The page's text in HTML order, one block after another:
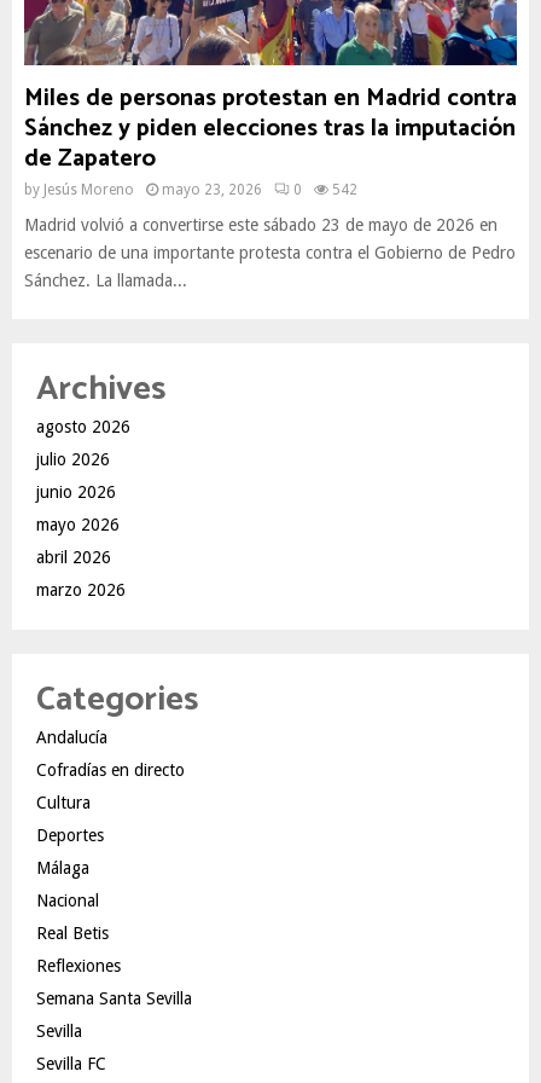
Miles de personas protestan en Madrid contra
Sánchez y piden elecciones tras la imputación
de Zapatero
by Jesús Moreno mayo 23, 2026 0 542
Madrid volvió a convertirse este sábado 23 de mayo de 2026 en
escenario de una importante protesta contra el Gobierno de Pedro
Sánchez. La llamada...
Archives
agosto 2026
julio 2026
junio 2026
mayo 2026
abril 2026
marzo 2026
Categories
Andalucía
Cofradías en directo
Cultura
Deportes
Málaga
Nacional
Real Betis
Reflexiones
Semana Santa Sevilla
Sevilla
Sevilla FC